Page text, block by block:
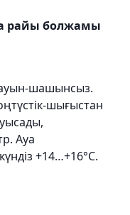
райы болжамы
шашынсыз.
шығыстан
Ауа
+14…+16°С.